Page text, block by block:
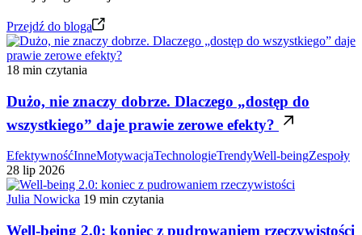
Przejdź do bloga
18 min czytania
Dużo, nie znaczy dobrze. Dlaczego „dostęp do
wszystkiego” daje prawie zerowe efekty?
EfektywnośćInneMotywacjaTechnologieTrendyWell-beingZespoły
28 lip 2026
Julia Nowicka 19 min czytania
Well-being 2.0: koniec z pudrowaniem rzeczywistości